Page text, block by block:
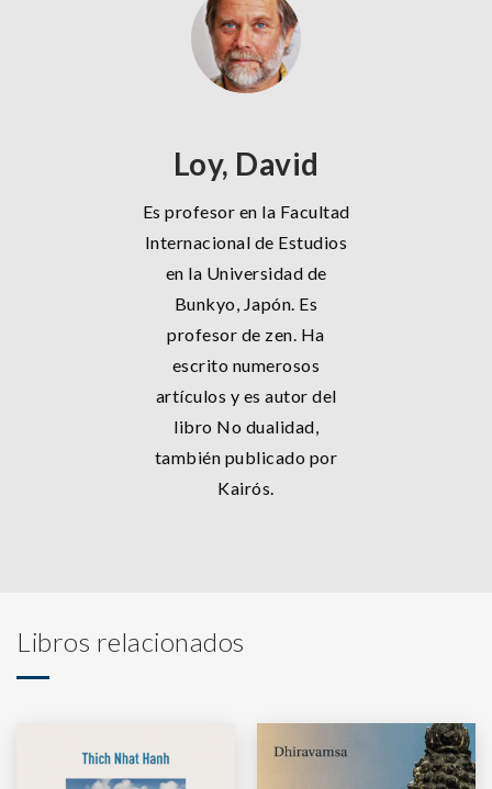
Loy, David
Es profesor en la Facultad
Internacional de Estudios
en la Universidad de
Bunkyo, Japón. Es
profesor de zen. Ha
escrito numerosos
artículos y es autor del
libro No dualidad,
también publicado por
Kairós.
Libros relacionados